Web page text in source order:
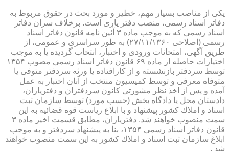
یكی از مناصب بسیار مهم، خطیر و مورد بحث در حقوق مربوط به
دفاتر اسناد رسمی، منصب دفتر یاری است. برخلاف سران دفاتر
اسناد رسمی كه به موجب ماده ۳ آئین نامه قانون دفاتر اسناد
رسمی (اصلاحی ۲۷/۱۱/۱۳۶۰) به طور سراسری و عمومی، از
طریق آگهی، امتحانات ورودی و اختبار، انتخاب گردیده یا به موجب
اختیارات حاصله از ماده ۶۹ قانون دفاتر اسناد رسمی مصوب ۱۳۵۴
توسط سردفتر بازنشسته و از كارافتاده یا ورثه سردفتر متوفی یا
متوفاه معرفی و توسط كمیسیون منتخب از آنان اختبار به عمل
آمده و پس از اخذ نظر مشورتی كانون سردفتران و دفتریاران،
دادستان محل یا دادگاه بخش (حسب مورد) توسط سازمان ثبت
اسناد و املاك كشور پیشنهاد و با ابلاغ ریاست قوه قضائیه به این
سمت منصوب خواهند شد. دفتریاران، مطابق قسمت اخیر ماده ۳
قانون دفاتر اسناد رسمی ۱۳۵۴، بنا به پیشنهاد سردفتر و به موجب
ابلاغ سازمان ثبت اسناد و املاك كشور به این سمت منصوب خواهند
شد .